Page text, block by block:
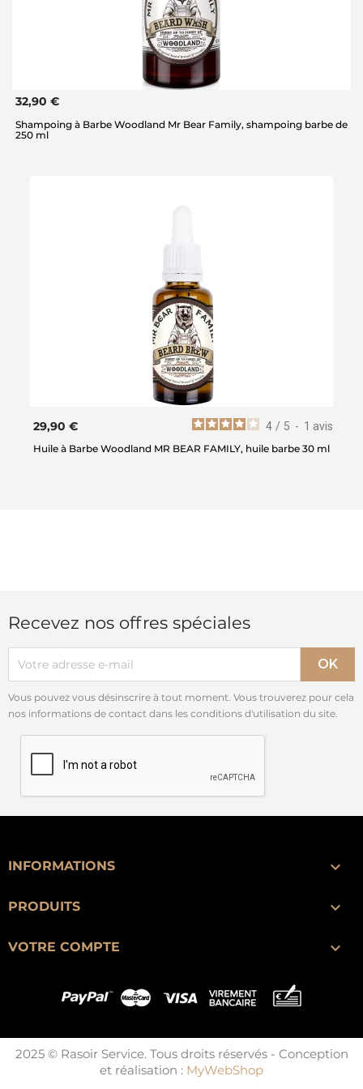
32,90 €
Shampoing à Barbe Woodland Mr Bear Family, shampoing barbe de
250 ml
4 / 5 - 1 avis
29,90 €
Huile à Barbe Woodland MR BEAR FAMILY, huile barbe 30 ml
Recevez nos offres spéciales
Vous pouvez vous désinscrire à tout moment. Vous trouverez pour cela
nos informations de contact dans les conditions d'utilisation du site.
INFORMATIONS 
PRODUITS 
VOTRE COMPTE 
2025 © Rasoir Service. Tous droits réservés - Conception
et réalisation : MyWebShop